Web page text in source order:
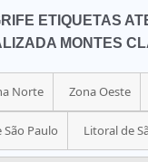
ETIQUETAS
MONTES
Norte Zona Oeste
São Paulo Litoral de